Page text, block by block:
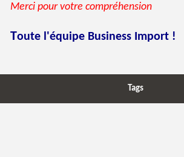
Merci pour votre compréhension
Toute l'équipe Business Import !
Tags